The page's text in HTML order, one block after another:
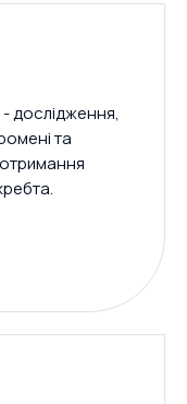
дослідження,
та